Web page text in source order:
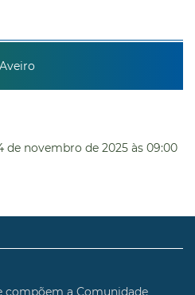
Aveiro
de novembro de 2025 às 09:00
compõem a Comunidade